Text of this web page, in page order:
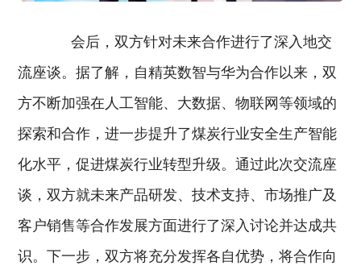
会后，双方针对未来合作进行了深入地交
流座谈。据了解，自精英数智与华为合作以来，双
方不断加强在人工智能、大数据、物联网等领域的
探索和合作，进一步提升了煤炭行业安全生产智能
化水平，促进煤炭行业转型升级。通过此次交流座
谈，双方就未来产品研发、技术支持、市场推广及
客户销售等合作发展方面进行了深入讨论并达成共
识。下一步，双方将充分发挥各自优势，将合作向